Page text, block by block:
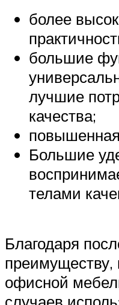
более
большие
лучшие
качества;
Большие
телами
Благодаря
преимуществу,
офисной